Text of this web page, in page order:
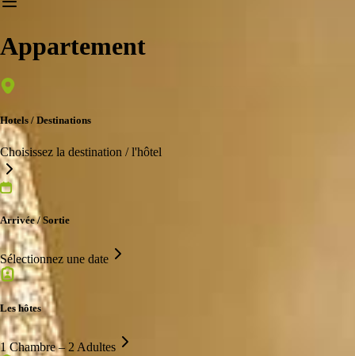
Appartement
Hotels / Destinations
Choisissez la destination / l'hôtel
Arrivée / Sortie
Sélectionnez une date
Les hôtes
1 Chambre – 2 Adultes